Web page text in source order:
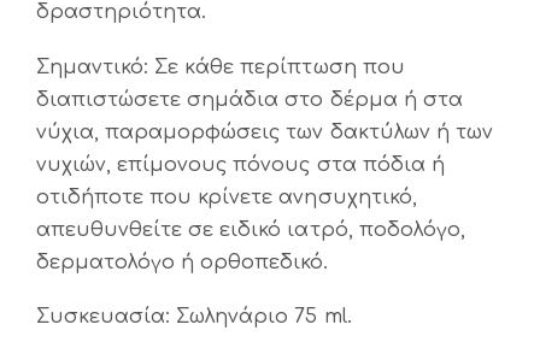
δραστηριότητα.
Σημαντικό: Σε κάθε περίπτωση που
διαπιστώσετε σημάδια στο δέρμα ή στα
νύχια, παραμορφώσεις των δακτύλων ή των
νυχιών, επίμονους πόνους στα πόδια ή
οτιδήποτε που κρίνετε ανησυχητικό,
απευθυνθείτε σε ειδικό ιατρό, ποδολόγο,
δερματολόγο ή ορθοπεδικό.
Συσκευασία: Σωληνάριο 75 ml.